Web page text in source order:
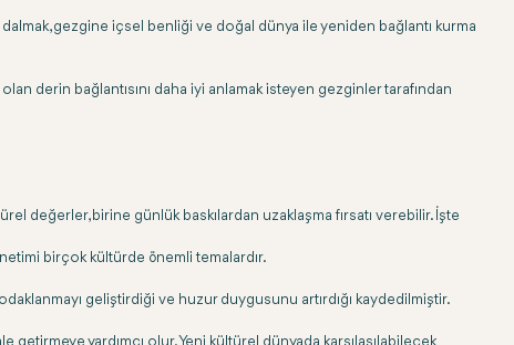
dalmak, gezgine içsel benliği ve doğal dünya ile yeniden bağlantı kurma
derin bağlantısını daha iyi anlamak isteyen gezginler tarafından
değerler, birine günlük baskılardan uzaklaşma fırsatı verebilir. İşte
birçok kültürde önemli temalardır.
odaklanmayı geliştirdiği ve huzur duygusunu artırdığı kaydedilmiştir.